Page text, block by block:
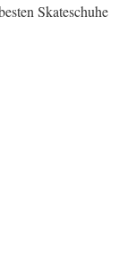
Skateschuhe